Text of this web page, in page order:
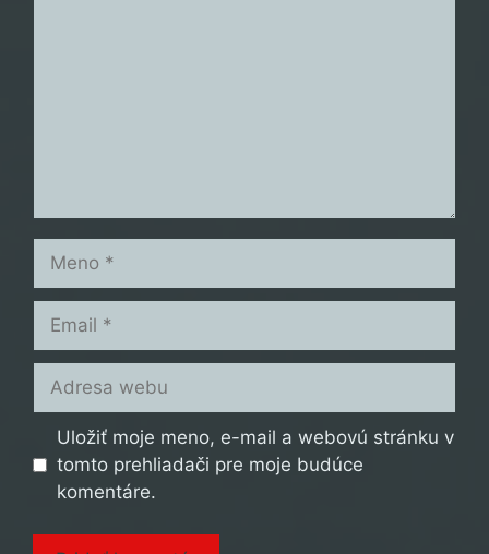
Meno
Email
Adresa
Uložiť moje meno, e-mail a webovú stránku v
tomto prehliadači pre moje budúce
komentáre.